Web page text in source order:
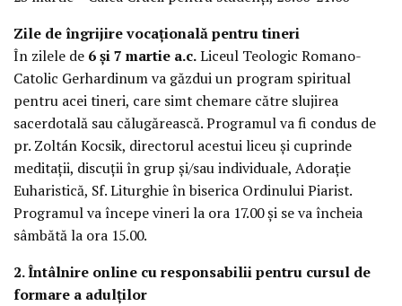
Zile de îngrijire vocațională pentru tineri
În zilele de 6 și 7 martie a.c.Liceul Teologic Romano-
Catolic Gerhardinum va găzdui un program spiritual
pentru acei tineri, care simt chemare către slujirea
sacerdotală sau călugărească. Programul va fi condus de
pr. Zoltán Kocsik, directorul acestui liceu și cuprinde
meditații, discuții în grup și/sau individuale, Adorație
Euharistică, Sf. Liturghie în biserica Ordinului Piarist.
Programul va începe vineri la ora 17.00 și se va încheia
sâmbătă la ora 15.00.
2. Întâlnire online cu responsabilii pentru cursul de
formare a adulților